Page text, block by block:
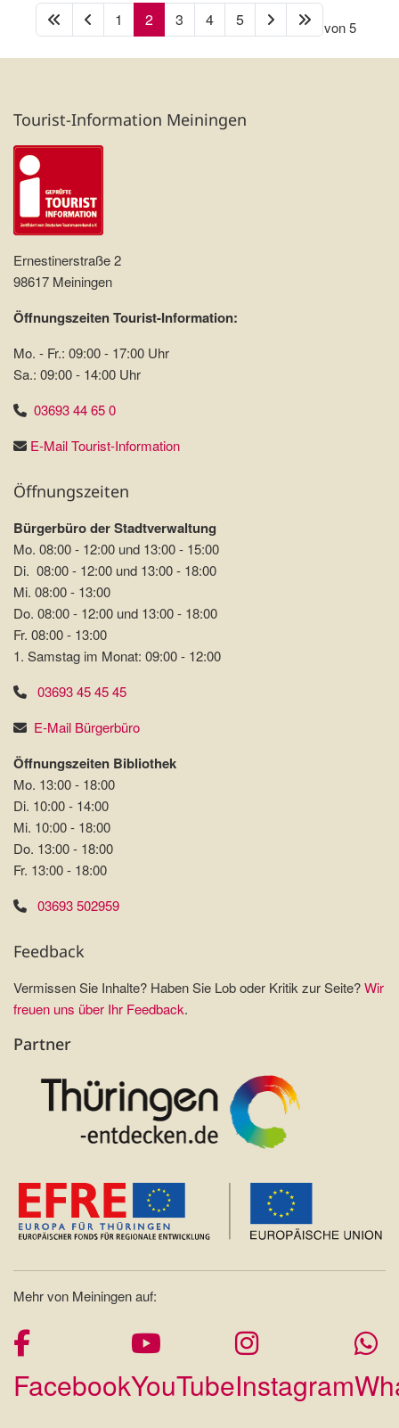
Seite 2 von 5
1 2 3 4 5
Tourist-Information Meiningen
Ernestinerstraße 2
98617 Meiningen
Öffnungszeiten Tourist-Information:
Mo. - Fr.: 09:00 - 17:00 Uhr
Sa.: 09:00 - 14:00 Uhr
03693 44 65 0
E-Mail Tourist-Information
Öffnungszeiten
Bürgerbüro der Stadtverwaltung
Mo. 08:00 - 12:00 und 13:00 - 15:00
Di. 08:00 - 12:00 und 13:00 - 18:00
Mi. 08:00 - 13:00
Do. 08:00 - 12:00 und 13:00 - 18:00
Fr. 08:00 - 13:00
1. Samstag im Monat: 09:00 - 12:00
03693 45 45 45
E-Mail Bürgerbüro
Öffnungszeiten Bibliothek
Mo. 13:00 - 18:00
Di. 10:00 - 14:00
Mi. 10:00 - 18:00
Do. 13:00 - 18:00
Fr. 13:00 - 18:00
03693 502959
Feedback
Vermissen Sie Inhalte? Haben Sie Lob oder Kritik zur Seite?Wir
freuen uns über Ihr Feedback.
Partner
Mehr von Meiningen auf:
FacebookYouTubeInstagram